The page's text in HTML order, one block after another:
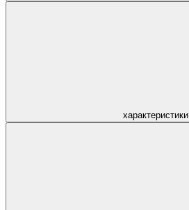
характеристики